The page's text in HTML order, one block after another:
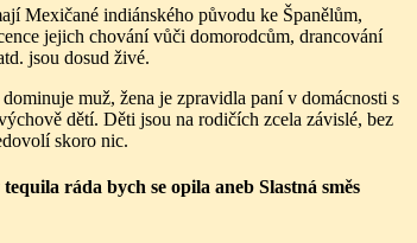
Mexičané indiánského původu ke Španělům,
jejich chování vůči domorodcům, drancování
jsou dosud živé.
muž, žena je zpravidla paní v domácnosti s
dětí. Děti jsou na rodičích zcela závislé, bez
skoro nic.
ráda bych se opila aneb Slastná směs